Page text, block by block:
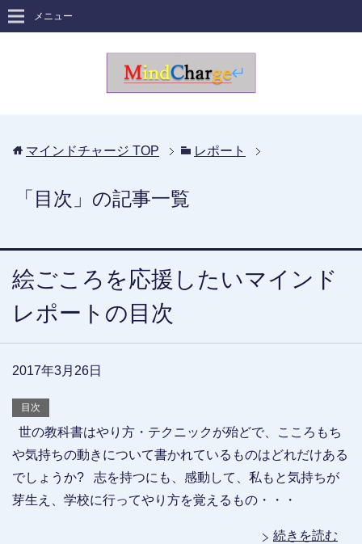
メニュー
マインドチャージ TOP レポート
「目次」の記事一覧
絵ごころを応援したいマインド
レポートの目次
2017年3月26日
目次
世の教科書はやり方・テクニックが殆どで、こころもち
や気持ちの動きについて書かれているものはどれだけある
でしょうか? 志を持つにも、感動して、私もと気持ちが
芽生え、学校に行ってやり方を覚えるもの・・・
続きを読む